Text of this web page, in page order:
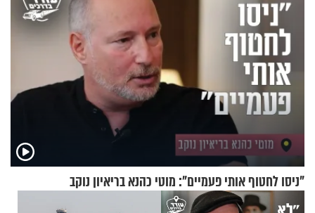
"ניסו לחטוף אותי פעמיים": מוטי כהנא בריאיון נוקב